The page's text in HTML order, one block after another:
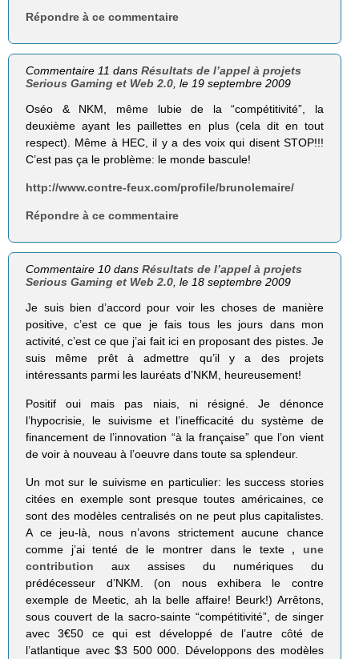
Répondre à ce commentaire
Commentaire 11 dansRésultats de l’appel à projets
Serious Gaming et Web 2.0 , le 19 septembre 2009
Oséo & NKM, même lubie de la “compétitivité”, la
deuxième ayant les paillettes en plus (cela dit en tout
respect). Même à HEC, il y a des voix qui disent STOP!!!
C’est pas ça le problème: le monde bascule!
http://www.contre-feux.com/profile/brunolemaire/
Répondre à ce commentaire
Commentaire 10 dansRésultats de l’appel à projets
Serious Gaming et Web 2.0, le 18 septembre 2009
Je suis bien d’accord pour voir les choses de manière
positive, c’est ce que je fais tous les jours dans mon
activité, c’est ce que j’ai fait ici en proposant des pistes. Je
suis même prêt à admettre qu’il y a des projets
intéressants parmi les lauréats d’NKM, heureusement!
Positif oui mais pas niais, ni résigné. Je dénonce
l’hypocrisie, le suivisme et l’inefficacité du système de
financement de l’innovation “à la française” que l’on vient
de voir à nouveau à l’oeuvre dans toute sa splendeur.
Un mot sur le suivisme en particulier: les success stories
citées en exemple sont presque toutes américaines, ce
sont des modèles centralisés on ne peut plus capitalistes.
A ce jeu-là, nous n’avons strictement aucune chance
comme j’ai tenté de le montrer dans le texte , une
contribution aux assises du numériques du
prédécesseur d’NKM. (on nous exhibera le contre
exemple de Meetic, ah la belle affaire! Beurk!) Arrêtons,
sous couvert de la sacro-sainte “compétitivité”, de singer
avec 3€50 ce qui est développé de l’autre côté de
l’atlantique avec $3 500 000. Développons des modèles